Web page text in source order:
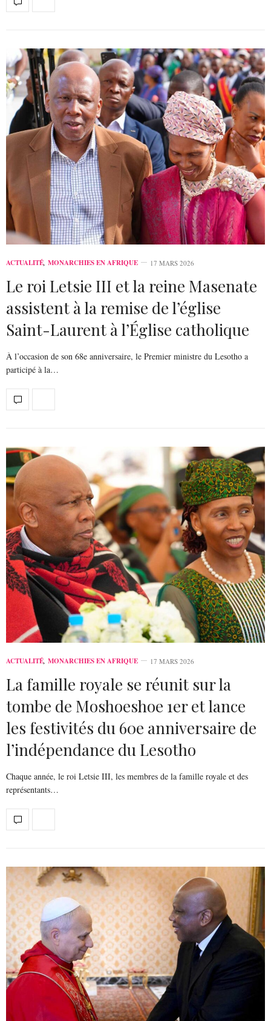
ACTUALITÉ, MONARCHIES EN AFRIQUE 17 MARS 2026
Le roi Letsie III et la reine Masenate
assistent à la remise de l’église
Saint-Laurent à l’Église catholique
À l’occasion de son 68e anniversaire, le Premier ministre du Lesotho a
participé à la…
ACTUALITÉ, MONARCHIES EN AFRIQUE 17 MARS 2026
La famille royale se réunit sur la
tombe de Moshoeshoe 1er et lance
les festivités du 60e anniversaire de
l’indépendance du Lesotho
Chaque année, le roi Letsie III, les membres de la famille royale et des
représentants…